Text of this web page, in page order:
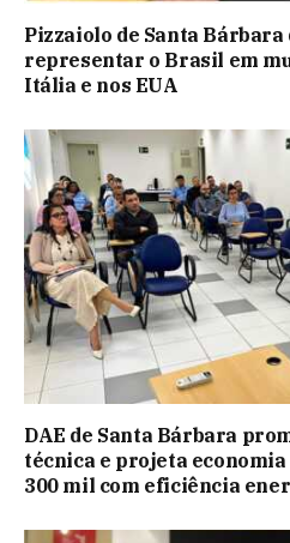
Pizzaiolo de Santa Bárbara
representar o Brasil em
Itália e nos EUA
DAE de Santa Bárbara
técnica e projeta economia
300 mil com eficiência